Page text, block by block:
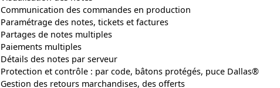
Communication des commandes en production
Paramétrage des notes, tickets et factures
Partages de notes multiples
Paiements multiples
Détails des notes par serveur
Protection et contrôle : par code, bâtons protégés, puce Dallas®
Gestion des retours marchandises, des offerts